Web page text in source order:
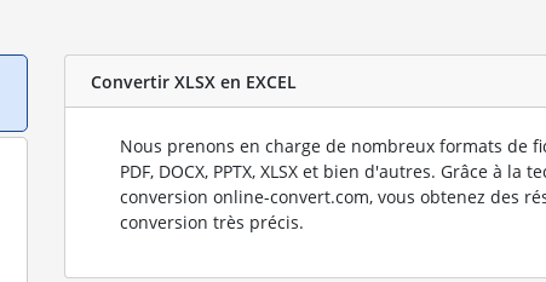
Convertir XLSX en EXCEL
Nous prenons en charge de nombreux formats de
PDF, DOCX, PPTX, XLSX et bien d'autres. Grâce à la
conversion online-convert.com, vous obtenez des
conversion très précis.